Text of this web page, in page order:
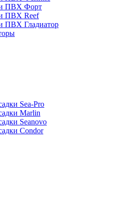
ПВХ Форт
ПВХ Reef
ПВХ Гладиатор
Sea-Pro
Marlin
Seanovo
Condor